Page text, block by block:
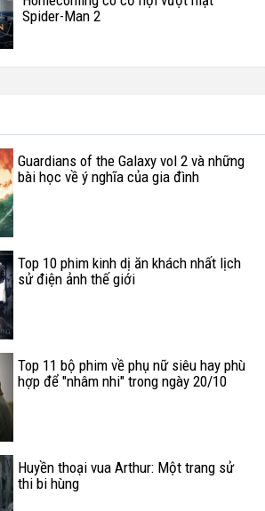
Spider-Man 2
Guardians of the Galaxy vol 2 và những
bài học về ý nghĩa của gia đình
Top 10 phim kinh dị ăn khách nhất lịch
sử điện ảnh thế giới
Top 11 bộ phim về phụ nữ siêu hay phù
hợp để "nhâm nhi" trong ngày 20/10
Huyền thoại vua Arthur: Một trang sử
thi bi hùng